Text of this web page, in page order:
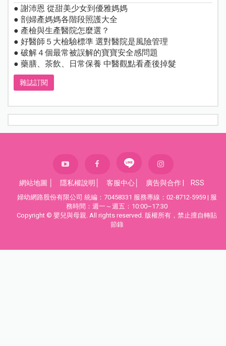
● 謝沛恩 從甜美少女到優雅媽媽
● 剖婦產媽媽各階段照護大全
● 產檢與生產醫院怎麼選？
● 好醫師５大檢驗標準 選對醫院是風險管理
● 破解４個最常被誤解的寶寶安全感問題
● 藥膳、茶飲、日常保養 中醫觀點看產後掉髮
雜誌訂閱
網站地圖 隱私權說明 客服中心 廣告與合作 RSS
婦幼網路股份有限公司 統編：70458331 服務專線：02-8712-5959 | 服
務時間：週一～週五：10:00~17:30
Copyright © 嬰兒與母親. All rights reserved. 版權所有，禁止擅自轉貼
節錄